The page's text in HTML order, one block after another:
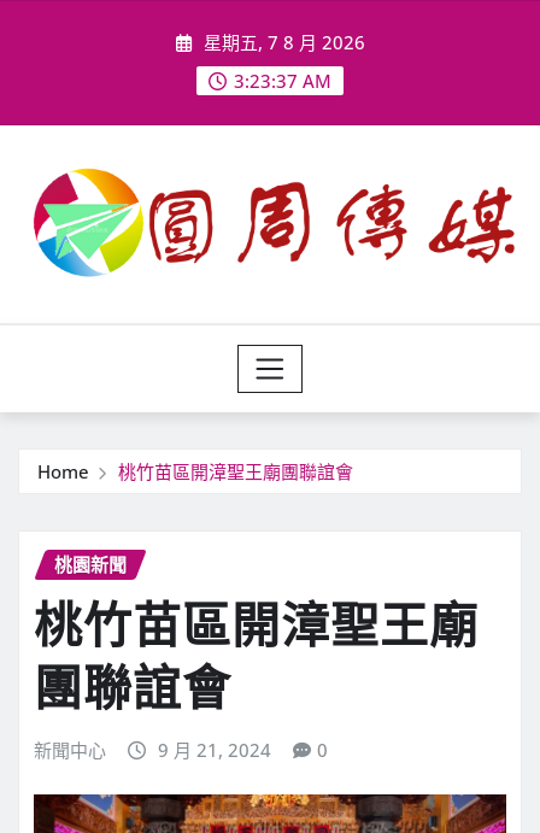
星期五, 7 8 月 2026
3:23:39 AM
Home 桃竹苗區開漳聖王廟團聯誼會
桃園新聞
桃竹苗區開漳聖王廟
團聯誼會
新聞中心 9 月 21, 2024 0